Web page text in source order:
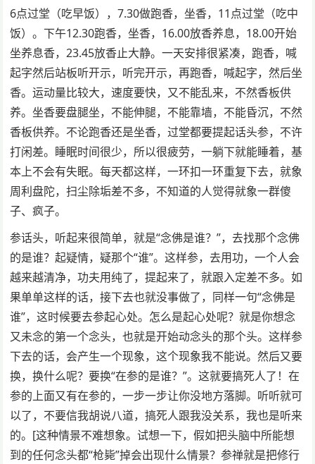
6点过堂（吃早饭），7.30做跑香，坐香，11点过堂（吃中
饭）。下午12.30跑香，坐香，16.00放香养息，18.00开始
坐养息香，23.45放香止大静。一天安排很紧凑，跑香，喊
起字然后站板听开示，听完开示，再跑香，喊起字，然后坐
香。运动量比较大，速度要快，又不能乱来，不然香板供
养。坐香要盘腿坐，不能伸腿，不能靠墙，不能昏沉，不然
香板供养。不论跑香还是坐香，过堂都要提起话头参，不许
打闲差。睡眠时间很少，所以很疲劳，一躺下就能睡着，基
本上不会有失眠。每天都这样，一环扣一环重复下去，就象
周利盘陀，扫尘除垢差不多，不知道的人觉得就象一群傻
子、疯子。
参话头，听起来很简单，就是“念佛是谁？”，去找那个念佛
的是谁？起疑情，疑那个“谁”。这样参，去用功，一个人会
越来越清净，功夫用纯了，提起来了，就跟入定差不多。如
果单单这样的话，接下去也就没事做了，同样一句“念佛是
谁”，这时候要去参起心处。怎么是起心处呢？就是你想念
又未念的第一个念头，也就是开始动念头的那个头。这样参
下去的话，会产生一个现象，这个现象我不能说。然后又要
换，换什么呢？要换“在参的是谁？”。这就要搞死人了！在
参的上面又有在参的，一步一步让你没地方落脚。听听就可
以了，不要信我胡说八道，搞死人跟我没关系，我也是听来
的。[这种情景不难想象。试想一下，假如把头脑中所能想
到的任何念头都“枪毙”掉会出现什么情景？参禅就是把修行